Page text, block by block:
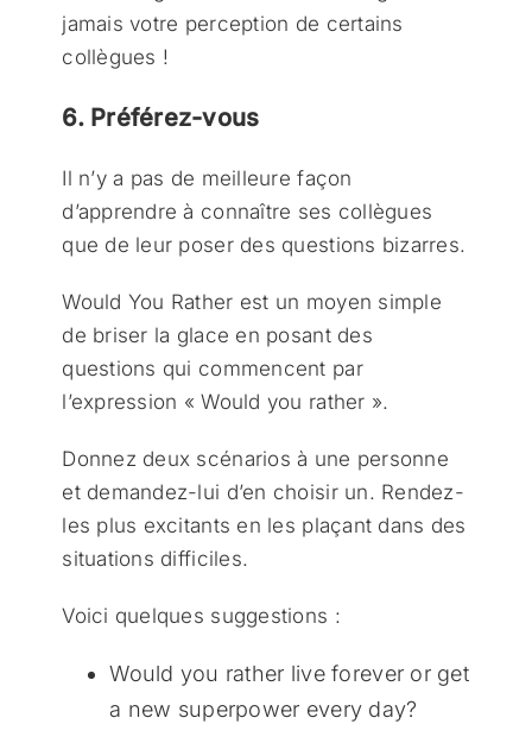
jamais votre perception de certains
collègues !
6. Préférez-vous
Il n’y a pas de meilleure façon
d’apprendre à connaître ses collègues
que de leur poser des questions bizarres.
Would You Rather est un moyen simple
de briser la glace en posant des
questions qui commencent par
l’expression « Would you rather ».
Donnez deux scénarios à une personne
et demandez-lui d’en choisir un. Rendez-
les plus excitants en les plaçant dans des
situations difficiles.
Voici quelques suggestions :
Would you rather live forever or get
a new superpower every day?